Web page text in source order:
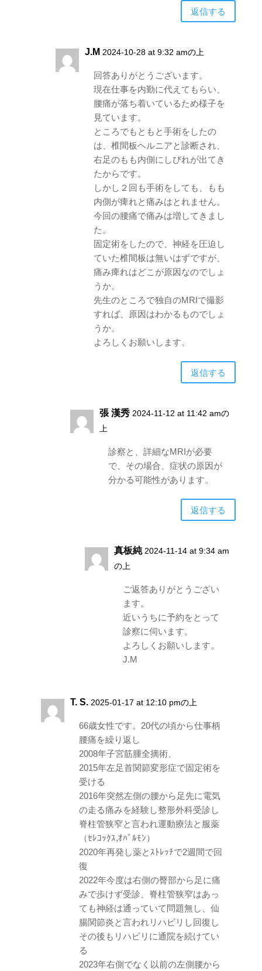
返信する
J.M 2024-10-28 at 9:32 amの上
回答ありがとうございます。
現在仕事を内勤に代えてもらい、
腰痛が落ち着いているため様子を
見ています。
ところでもともと手術をしたの
は、椎間板ヘルニアと診断され、
右足のもも内側にしびれが出てき
たからです。
しかし２回も手術をしても、もも
内側が痺れと痛みはとれません。
今回の腰痛で痛みは増してきまし
た。
固定術をしたので、神経を圧迫し
ていた椎間板は無いはずですが、
痛み痺れはどこが原因なのでしょ
うか。
先生のところで独自のMRIで撮影
すれば、原因はわかるものでしょ
うか。
よろしくお願いします。
返信する
張 漢秀 2024-11-12 at 11:42 amの
上
診察と、詳細なMRIが必要
で、その場合、症状の原因が
分かる可能性があります。
返信する
真板純 2024-11-14 at 9:34 am
の上
ご返答ありがとうござい
ます。
近いうちに予約をとって
診察に伺います。
よろしくお願いします。
J.M
T. S. 2025-01-17 at 12:10 pmの上
66歳女性です。20代の頃から仕事柄
腰痛を繰り返し
2008年子宮筋腫全摘術、
2015年左足首関節変形症で固定術を
受ける
2016年突然左側の腰から足先に電気
の走る痛みを経験し整形外科受診し
脊柱管狭窄と言われ運動療法と服薬
（ｾﾚｺｯｸｽ,ｵﾊﾞﾙﾓﾝ）
2020年再発し薬とｽﾄﾚｯﾁで2週間で回
復
2022年今度は右側の臀部から足に痛
みで歩けず受診、脊柱管狭窄はあっ
ても神経は通っていて問題無し、仙
腸関節炎と言われリハビリし回復し
その後もリハビリに通院を続けてい
る
2023年右側でなく以前の左側腰から